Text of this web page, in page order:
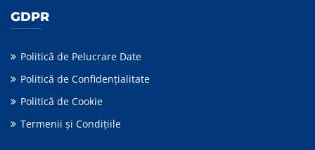
GDPR
Politică de Pelucrare Date
Politică de Confidențialitate
Politică de Cookie
Termenii şi Condiţiile